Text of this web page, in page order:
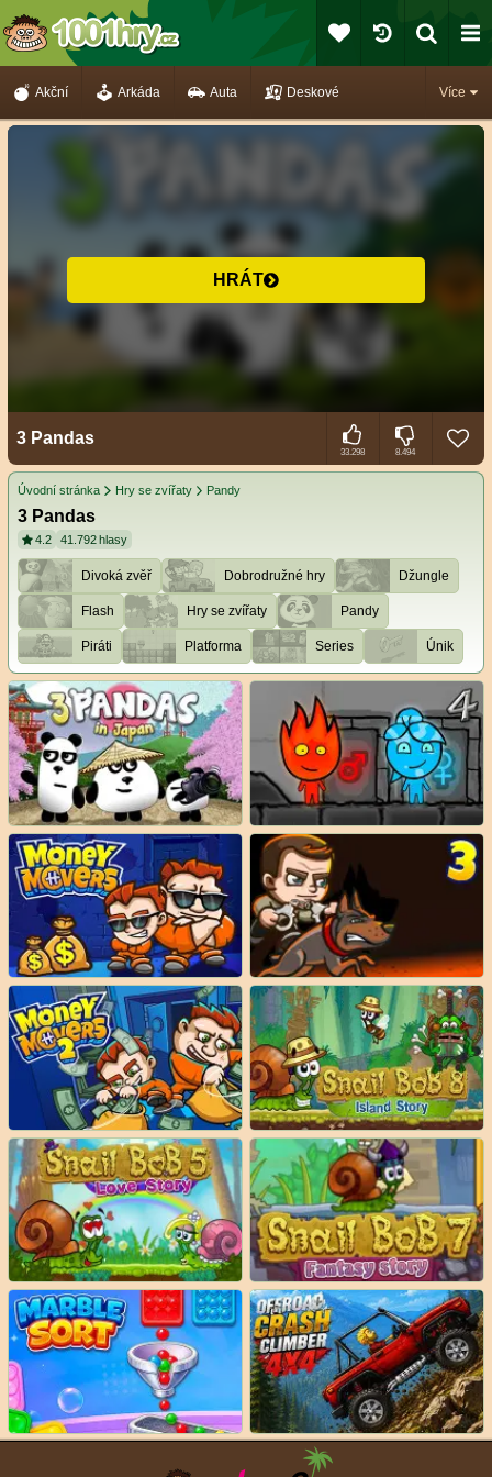
Více
Akční Arkáda Auta Deskové
HRÁT
3 Pandas
33.298 8.494
Úvodní stránka Hry se zvířaty Pandy
3 Pandas
4.2 41.792 hlasy
Divoká zvěř Dobrodružné hry Džungle
Flash Hry se zvířaty Pandy
Piráti Platforma Series Únik